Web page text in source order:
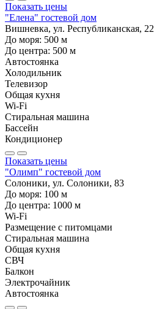
Показать цены
"Елена" гостевой дом
Вишневка, ул. Республиканская, 22
До моря: 500 м
До центра: 500 м
Автостоянка
Холодильник
Телевизор
Общая кухня
Wi-Fi
Стиральная машина
Бассейн
Кондиционер
Показать цены
"Олимп" гостевой дом
Солоники, ул. Солоники, 83
До моря: 100 м
До центра: 1000 м
Wi-Fi
Размещение с питомцами
Стиральная машина
Общая кухня
СВЧ
Балкон
Электрочайник
Автостоянка